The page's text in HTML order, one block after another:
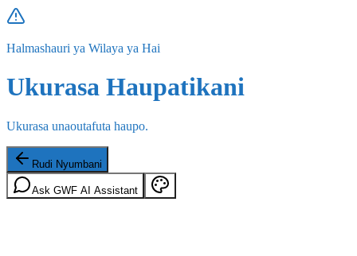
Halmashauri ya Wilaya ya Hai
Ukurasa Haupatikani
Ukurasa unaoutafuta haupo.
Rudi Nyumbani
Ask GWF AI Assistant